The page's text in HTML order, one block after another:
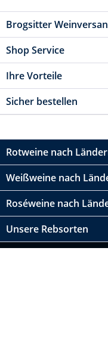
Brogsitter
Shop Service
Ihre Vorteile
Sicher bestellen
Rotweine nach
Weißweine nach
Roséweine nach
Unsere Rebsorten